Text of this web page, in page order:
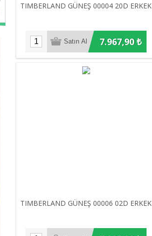
TIMBERLAND GÜNEŞ 00004 20D ERKEK
7.967,90 ₺
TIMBERLAND GÜNEŞ 00006 02D ERKEK